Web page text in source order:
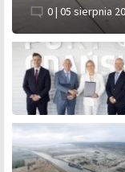
0 | 05 sierpnia